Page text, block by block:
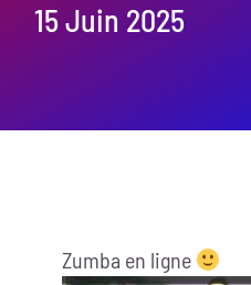
15 Juin 2025
Zumba en ligne